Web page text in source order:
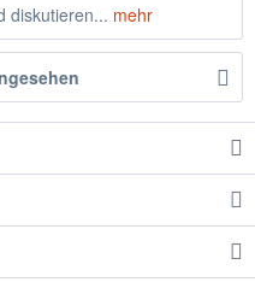
diskutieren... mehr